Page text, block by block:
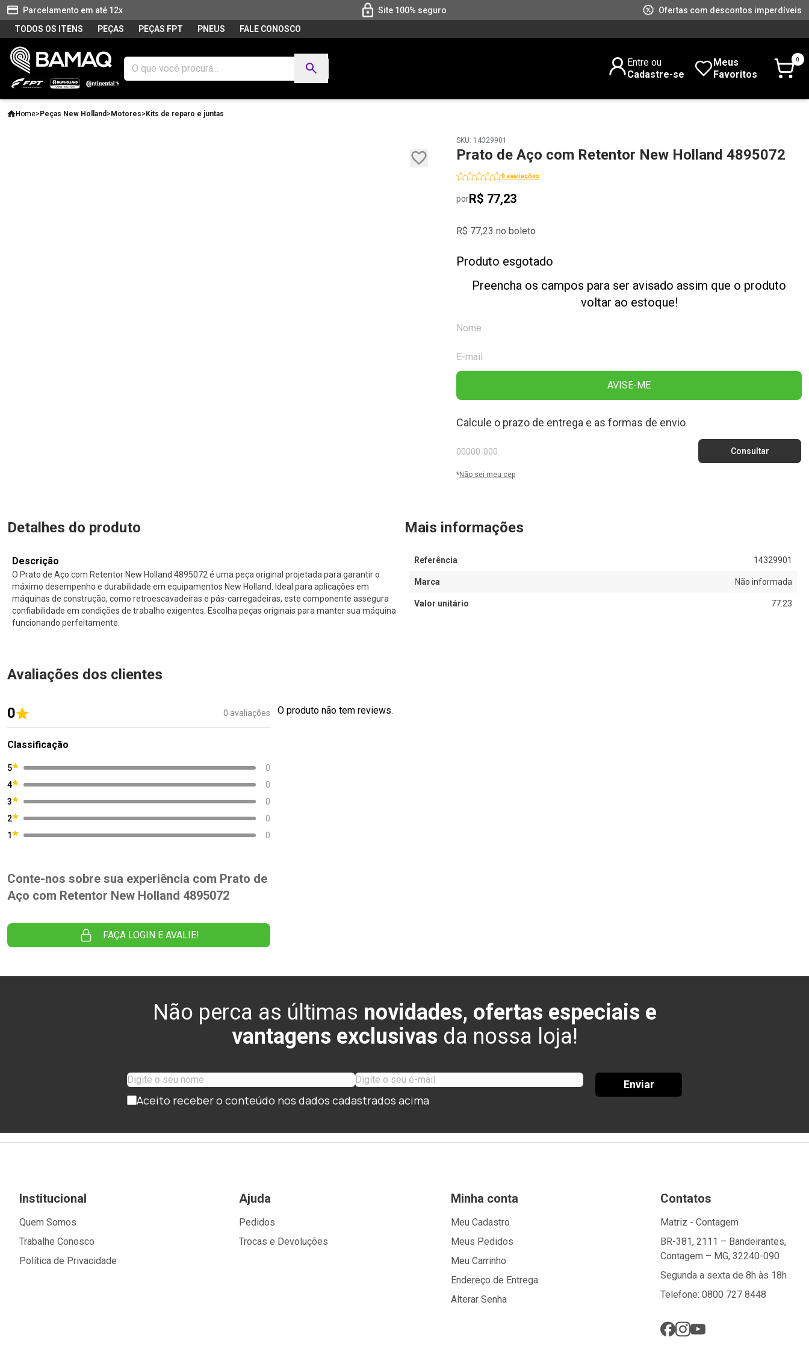
Parcelamento em até 12x Site 100% seguro
Ofertas com descontos imperdíveis
TODOS OS ITENS
PEÇAS PEÇAS FPT PNEUS FALE CONOSCO
Entre ou
Cadastre-se
Meus
Favoritos
0
Home> Peças New Holland > Motores> Kits de reparo e juntas
SKU: 14329901
Prato de Aço com Retentor New Holland 4895072
0 avaliações
porR$ 77,23
R$ 77,23 no boleto
Produto esgotado
Preencha os campos para ser avisado assim que o produto
voltar ao estoque!
AVISE-ME
Calcule o prazo de entrega e as formas de envio
*Não sei meu cep
Detalhes do produto
Descrição
O Prato de Aço com Retentor New Holland 4895072 é uma peça original projetada para garantir o
máximo desempenho e durabilidade em equipamentos New Holland. Ideal para aplicações em
máquinas de construção, como retroescavadeiras e pás-carregadeiras, este componente assegura
confiabilidade em condições de trabalho exigentes. Escolha peças originais para manter sua máquina
funcionando perfeitamente.
Mais informações
Referência 14329901
Marca Não informada
Valor unitário 77.23
Avaliações dos clientes
0 0 avaliações
Classificação
5
0
4
0
3
0
2
0
1
0
Conte-nos sobre sua experiência com Prato de
Aço com Retentor New Holland 4895072
FAÇA LOGIN E AVALIE!
O produto não tem reviews.
Não perca as últimas novidades, ofertas especiais e
vantagens exclusivas da nossa loja!
Aceito receber o conteúdo nos dados cadastrados acima
Enviar
Institucional
Quem Somos
Trabalhe Conosco
Política de Privacidade
Ajuda
Pedidos
Trocas e Devoluções
Minha conta
Meu Cadastro
Meus Pedidos
Meu Carrinho
Endereço de Entrega
Alterar Senha
Contatos
Matriz - Contagem
BR-381, 2111 – Bandeirantes,
Contagem – MG, 32240-090
Segunda a sexta de 8h às 18h
Telefone: 0800 727 8448